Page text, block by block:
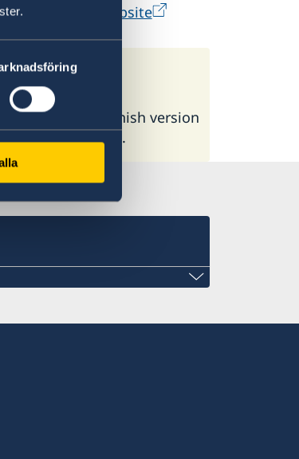
Agency's website
on the Spanish version
side of the page.